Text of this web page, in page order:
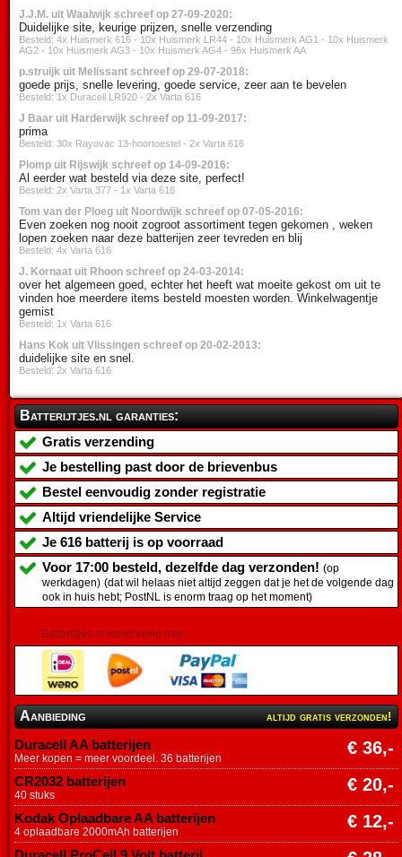
J.J.M. uit Waalwijk schreef op 27-09-2020:
Duidelijke site, keurige prijzen, snelle verzending
Besteld: 4x Huismerk 616 - 10x Huismerk LR44 - 10x Huismerk AG1 - 10x Huismerk
AG2 - 10x Huismerk AG3 - 10x Huismerk AG4 - 96x Huismerk AA
p.struijk uit Melissant schreef op 29-07-2018:
goede prijs, snelle levering, goede service, zeer aan te bevelen
Besteld: 1x Duracell LR920 - 2x Varta 616
J Baar uit Harderwijk schreef op 11-09-2017:
prima
Besteld: 30x Rayovac 13-hoortoestel - 2x Varta 616
Plomp uit Rijswijk schreef op 14-09-2016:
Al eerder wat besteld via deze site, perfect!
Besteld: 2x Varta 377 - 1x Varta 616
Tom van der Ploeg uit Noordwijk schreef op 07-05-2016:
Even zoeken nog nooit zogroot assortiment tegen gekomen , weken
lopen zoeken naar deze batterijen zeer tevreden en blij
Besteld: 4x Varta 616
J. Kornaat uit Rhoon schreef op 24-03-2014:
over het algemeen goed, echter het heeft wat moeite gekost om uit te
vinden hoe meerdere items besteld moesten worden. Winkelwagentje
gemist
Besteld: 1x Varta 616
Hans Kok uit Vlissingen schreef op 20-02-2013:
duidelijke site en snel.
Besteld: 2x Varta 616
Batterijtjes.nl garanties:
Gratis verzending
Je bestelling past door de brievenbus
Bestel eenvoudig zonder registratie
Altijd vriendelijke Service
Je 616 batterij is op voorraad
Voor 17:00 besteld, dezelfde dag verzonden! (op
werkdagen) (dat wil helaas niet altijd zeggen dat je het de volgende dag
ook in huis hebt; PostNL is enorm traag op het moment)
Batterijtjes.nl werkt veilig met:
Aanbieding altijd gratis verzonden!
Duracell AA batterijen € 36,-
Meer kopen = meer voordeel. 36 batterijen
CR2032 batterijen € 20,-
40 stuks
Kodak Oplaadbare AA batterijen € 12,-
4 oplaadbare 2000mAh batterijen